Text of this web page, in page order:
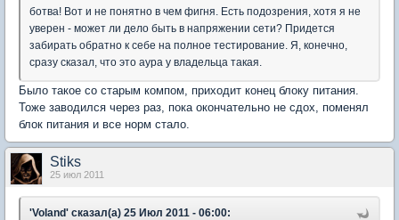
ботва! Вот и не понятно в чем фигня. Есть подозрения, хотя я не
уверен - может ли дело быть в напряжении сети? Придется
забирать обратно к себе на полное тестирование. Я, конечно,
сразу сказал, что это аура у владельца такая.
Было такое со старым компом, приходит конец блоку питания.
Тоже заводился через раз, пока окончательно не сдох, поменял
блок питания и все норм стало.
Stiks
25 июл 2011
'Voland' сказал(а) 25 Июл 2011 - 06:00: